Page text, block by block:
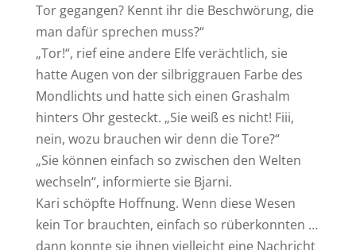
Tor gegangen? Kennt ihr die Beschwörung, die
man dafür sprechen muss?“
„Tor!“, rief eine andere Elfe verächtlich, sie
hatte Augen von der silbriggrauen Farbe des
Mondlichts und hatte sich einen Grashalm
hinters Ohr gesteckt. „Sie weiß es nicht! Fiii,
nein, wozu brauchen wir denn die Tore?“
„Sie können einfach so zwischen den Welten
wechseln“, informierte sie Bjarni.
Kari schöpfte Hoffnung. Wenn diese Wesen
kein Tor brauchten, einfach so rüberkonnten …
dann konnte sie ihnen vielleicht eine Nachricht